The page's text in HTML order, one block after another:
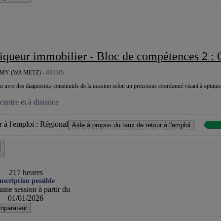
immobilier - Bloc de compétences 2 : Conduire une mission de
(WA METZ) - REIMS
uvre des diagnostics constitutifs de la mission selon un processus coordonné visant à
et à distance
à l'emploi : Régional Aide à propos du taux de retour à l'emploi
217 heures
possible
session à partir du
01/01/2026